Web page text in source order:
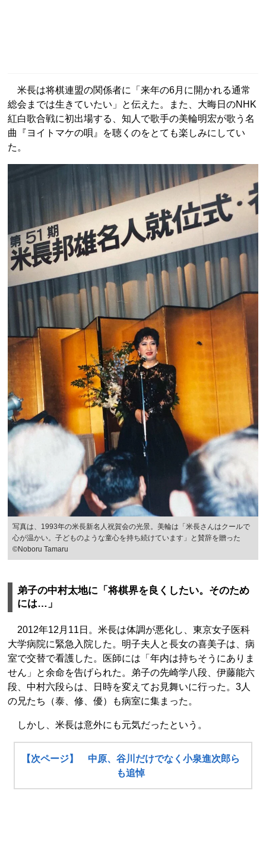
米長は将棋連盟の関係者に「来年の6月に開かれる通常
総会までは生きていたい」と伝えた。また、大晦日のNHK
紅白歌合戦に初出場する、知人で歌手の美輪明宏が歌う名
曲『ヨイトマケの唄』を聴くのをとても楽しみにしてい
た。
写真は、1993年の米長新名人祝賀会の光景。美輪は「米長さんはクールで
心が温かい。子どものような童心を持ち続けています」と賛辞を贈った
©Noboru Tamaru
弟子の中村太地に「将棋界を良くしたい。そのため
には…」
2012年12月11日。米長は体調が悪化し、東京女子医科
大学病院に緊急入院した。明子夫人と長女の喜美子は、病
室で交替で看護した。医師には「年内は持ちそうにありま
せん」と余命を告げられた。弟子の先崎学八段、伊藤能六
段、中村六段らは、日時を変えてお見舞いに行った。3人
の兄たち（泰、修、優）も病室に集まった。
しかし、米長は意外にも元気だったという。
【次ページ】 中原、谷川だけでなく小泉進次郎ら
も追悼